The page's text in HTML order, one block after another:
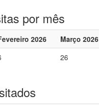
por mês
2026 Março 2026
26